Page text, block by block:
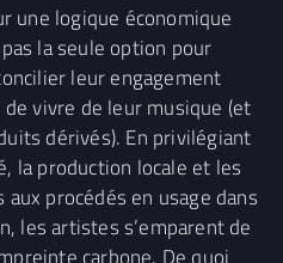
une logique économique
la seule option pour
leur engagement
vivre de leur musique (et
dérivés). En privilégiant
la production locale et les
procédés en usage dans
les artistes s’emparent de
carbone. De quoi